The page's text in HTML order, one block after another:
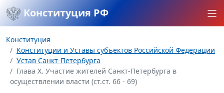
Конституция РФ
Конституция
Конституции и Уставы субъектов Российской Федерации
Устав Санкт-Петербурга
Глава X. Участие жителей Санкт-Петербурга в
осуществлении власти (ст.ст. 66 - 69)